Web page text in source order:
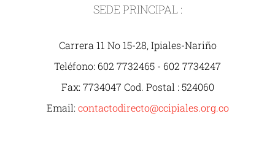
SEDE PRINCIPAL :
Carrera 11 No 15-28, Ipiales-Nariño
Teléfono: 602 7732465 - 602 7734247
Fax: 7734047 Cod. Postal : 524060
Email: contactodirecto@ccipiales.org.co